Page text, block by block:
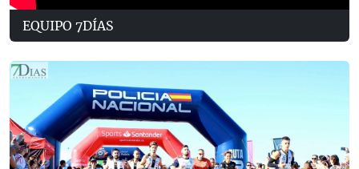
EQUIPO 7DÍAS